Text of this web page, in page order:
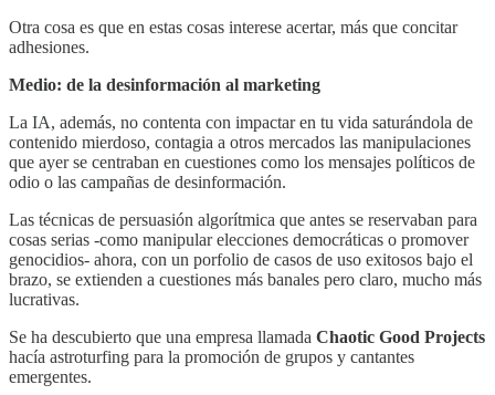
Otra cosa es que en estas cosas interese acertar, más que concitar
adhesiones.
Medio: de la desinformación al marketing
La IA, además, no contenta con impactar en tu vida saturándola de
contenido mierdoso, contagia a otros mercados las manipulaciones
que ayer se centraban en cuestiones como los mensajes políticos de
odio o las campañas de desinformación.
Las técnicas de persuasión algorítmica que antes se reservaban para
cosas serias -como manipular elecciones democráticas o promover
genocidios- ahora, con un porfolio de casos de uso exitosos bajo el
brazo, se extienden a cuestiones más banales pero claro, mucho más
lucrativas.
Se ha descubierto que una empresa llamada Chaotic Good Projects
hacía astroturfing para la promoción de grupos y cantantes
emergentes.